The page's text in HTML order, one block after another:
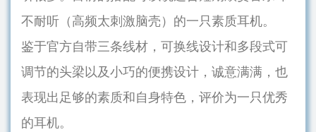
不耐听（高频太刺激脑壳）的一只素质耳机。
鉴于官方自带三条线材，可换线设计和多段式可
调节的头梁以及小巧的便携设计，诚意满满，也
表现出足够的素质和自身特色，评价为一只优秀
的耳机。